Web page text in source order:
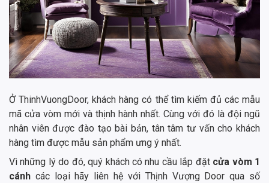
Ở ThinhVuongDoor, khách hàng có thể tìm kiếm đủ các mẫu
mã cửa vòm mới và thịnh hành nhất. Cùng với đó là đội ngũ
nhân viên được đào tạo bài bản, tân tâm tư vấn cho khách
hàng tìm được mẫu sản phẩm ưng ý nhất.
Vì những lý do đó, quý khách có nhu cầu lắp đặt cửa vòm 1
cánh các loại hãy liên hệ với Thịnh Vượng Door qua số